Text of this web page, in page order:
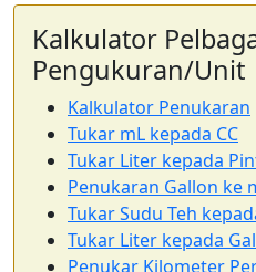
Kalkulator
Pengukuran/Unit
Kalkulator Penukaran
Tukar mL kepada CC
Tukar Liter kepada
Penukaran Gallon ke
Tukar Sudu Teh
Tukar Liter kepada
Penukar Kilometer